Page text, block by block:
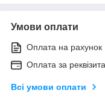
Умови оплати
Оплата на рахунок
Оплата за
Всі умови оплати